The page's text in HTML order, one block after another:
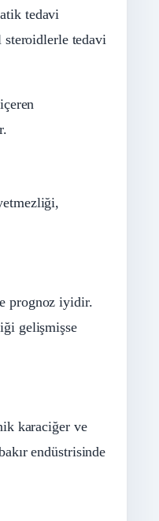
tedavi
tedavi
prognoz iyidir.
gelişmişse
karaciğer ve
endüstrisinde